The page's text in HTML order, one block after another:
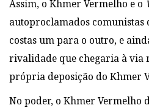
Assim, o Khmer Vermelho e o
autoproclamados
costas um para o outro, e
rivalidade que chegaria à via
própria deposição do Khmer
No poder, o Khmer Vermelho